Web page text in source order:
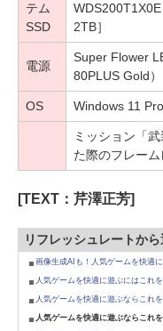
テム
SSD
2TB］
電源
Super Flower
80PLUS Gold）
OS Windows 11 Pro
ミッション「
た際のフレー
[TEXT：芹澤正芳]
リフレッシュレートか
画像生成AIも！人気ゲームを快適
人気ゲームを快適に遊ぶにはこれ
人気ゲームを快適に遊ぶならこれ
人気ゲームを快適に遊ぶならこれ